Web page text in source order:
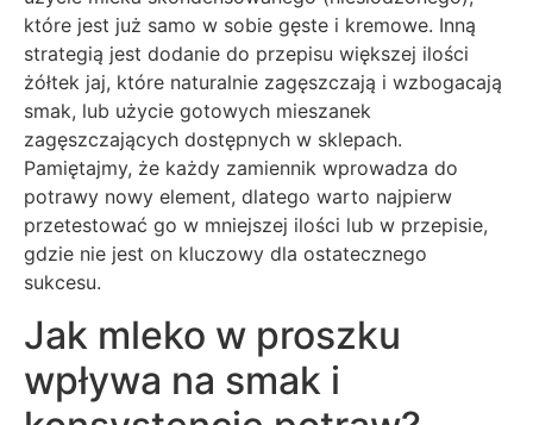
które jest już samo w sobie gęste i kremowe. Inną
strategią jest dodanie do przepisu większej ilości
żółtek jaj, które naturalnie zagęszczają i wzbogacają
smak, lub użycie gotowych mieszanek
zagęszczających dostępnych w sklepach.
Pamiętajmy, że każdy zamiennik wprowadza do
potrawy nowy element, dlatego warto najpierw
przetestować go w mniejszej ilości lub w przepisie,
gdzie nie jest on kluczowy dla ostatecznego
sukcesu.
Jak mleko w proszku
wpływa na smak i